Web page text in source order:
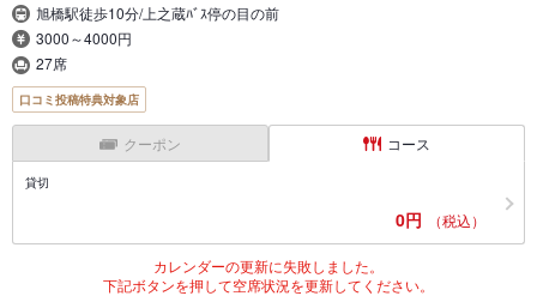
旭橋駅徒歩10分/上之蔵ﾊﾞｽ停の目の前
3000～4000円
27席
口コミ投稿特典対象店
クーポン コース
貸切
0円 （税込）
カレンダーの更新に失敗しました。
下記ボタンを押して空席状況を更新してください。